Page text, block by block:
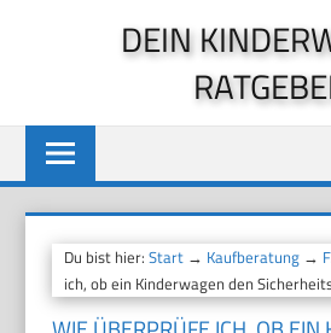
DEIN
Du bist hier:Start → Kaufberatung →
ich, ob ein Kinderwagen den